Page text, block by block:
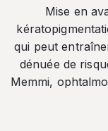
Mise en
qui peut
dénuée de
Memmi,